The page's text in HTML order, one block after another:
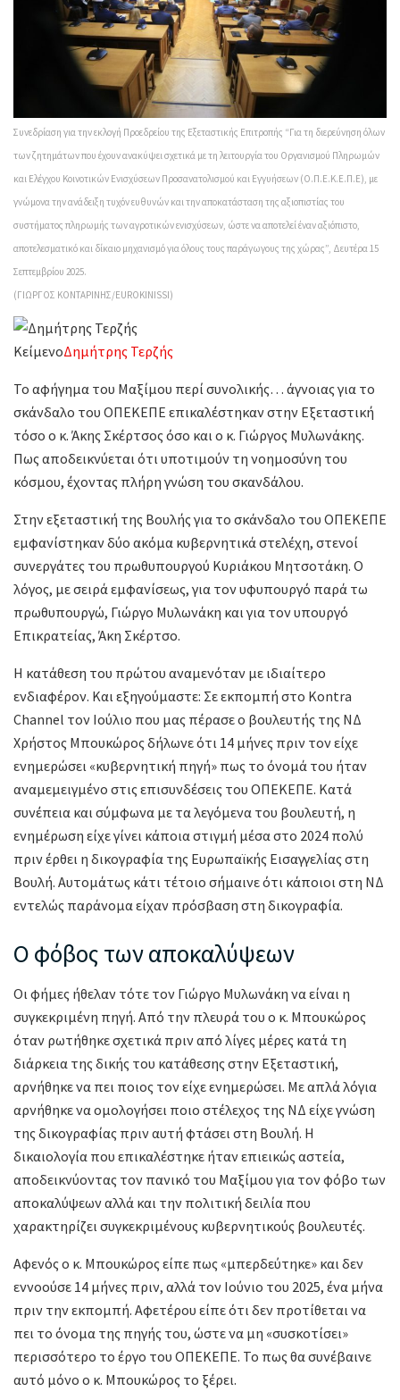
Συνεδρίαση για την εκλογή Προεδρείου της Εξεταστικής Επιτροπής “Για τη διερεύνηση όλων
των ζητημάτων που έχουν ανακύψει σχετικά με τη λειτουργία του Οργανισμού Πληρωμών
και Ελέγχου Κοινοτικών Ενισχύσεων Προσανατολισμού και Εγγυήσεων (Ο.Π.Ε.Κ.Ε.Π.Ε), με
γνώμονα την ανάδειξη τυχόν ευθυνών και την αποκατάσταση της αξιοπιστίας του
συστήματος πληρωμής των αγροτικών ενισχύσεων, ώστε να αποτελεί έναν αξιόπιστο,
αποτελεσματικό και δίκαιο μηχανισμό για όλους τους παράγωγους της χώρας”, Δευτέρα 15
Σεπτεμβρίου 2025.
(ΓΙΩΡΓΟΣ ΚΟΝΤΑΡΙΝΗΣ/EUROKINISSI)
ΚείμενοΔημήτρης Τερζής
Το αφήγημα του Μαξίμου περί συνολικής… άγνοιας για το
σκάνδαλο του ΟΠΕΚΕΠΕ επικαλέστηκαν στην Εξεταστική
τόσο ο κ. Άκης Σκέρτσος όσο και ο κ. Γιώργος Μυλωνάκης.
Πως αποδεικνύεται ότι υποτιμούν τη νοημοσύνη του
κόσμου, έχοντας πλήρη γνώση του σκανδάλου.
Στην εξεταστική της Βουλής για το σκάνδαλο του ΟΠΕΚΕΠΕ
εμφανίστηκαν δύο ακόμα κυβερνητικά στελέχη, στενοί
συνεργάτες του πρωθυπουργού Κυριάκου Μητσοτάκη. Ο
λόγος, με σειρά εμφανίσεως, για τον υφυπουργό παρά τω
πρωθυπουργώ, Γιώργο Μυλωνάκη και για τον υπουργό
Επικρατείας, Άκη Σκέρτσο.
Η κατάθεση του πρώτου αναμενόταν με ιδιαίτερο
ενδιαφέρον. Και εξηγούμαστε: Σε εκπομπή στο Kontra
Channel τον Ιούλιο που μας πέρασε ο βουλευτής της ΝΔ
Χρήστος Μπουκώρος δήλωνε ότι 14 μήνες πριν τον είχε
ενημερώσει «κυβερνητική πηγή» πως το όνομά του ήταν
αναμεμειγμένο στις επισυνδέσεις του ΟΠΕΚΕΠΕ. Κατά
συνέπεια και σύμφωνα με τα λεγόμενα του βουλευτή, η
ενημέρωση είχε γίνει κάποια στιγμή μέσα στο 2024 πολύ
πριν έρθει η δικογραφία της Ευρωπαϊκής Εισαγγελίας στη
Βουλή. Αυτομάτως κάτι τέτοιο σήμαινε ότι κάποιοι στη ΝΔ
εντελώς παράνομα είχαν πρόσβαση στη δικογραφία.
Ο φόβος των αποκαλύψεων
Οι φήμες ήθελαν τότε τον Γιώργο Μυλωνάκη να είναι η
συγκεκριμένη πηγή. Από την πλευρά του ο κ. Μπουκώρος
όταν ρωτήθηκε σχετικά πριν από λίγες μέρες κατά τη
διάρκεια της δικής του κατάθεσης στην Εξεταστική,
αρνήθηκε να πει ποιος τον είχε ενημερώσει. Με απλά λόγια
αρνήθηκε να ομολογήσει ποιο στέλεχος της ΝΔ είχε γνώση
της δικογραφίας πριν αυτή φτάσει στη Βουλή. Η
δικαιολογία που επικαλέστηκε ήταν επιεικώς αστεία,
αποδεικνύοντας τον πανικό του Μαξίμου για τον φόβο των
αποκαλύψεων αλλά και την πολιτική δειλία που
χαρακτηρίζει συγκεκριμένους κυβερνητικούς βουλευτές.
Αφενός ο κ. Μπουκώρος είπε πως «μπερδεύτηκε» και δεν
εννοούσε 14 μήνες πριν, αλλά τον Ιούνιο του 2025, ένα μήνα
πριν την εκπομπή. Αφετέρου είπε ότι δεν προτίθεται να
πει το όνομα της πηγής του, ώστε να μη «συσκοτίσει»
περισσότερο το έργο του ΟΠΕΚΕΠΕ. Το πως θα συνέβαινε
αυτό μόνο ο κ. Μπουκώρος το ξέρει.